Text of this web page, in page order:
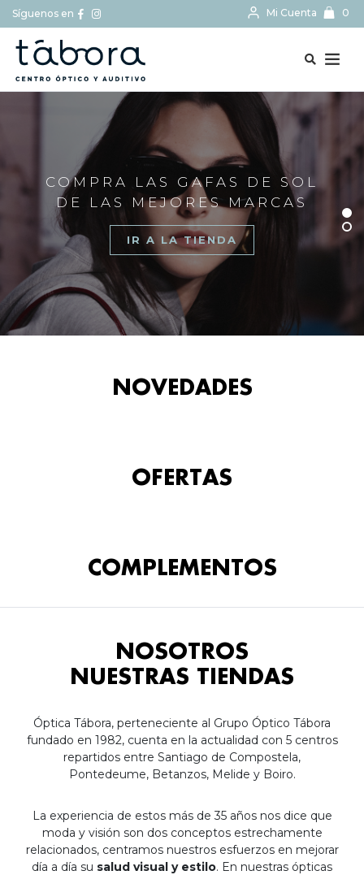
Síguenos en Mi Cuenta 0
COMPRA LAS GAFAS DE SOL
DE LAS MEJORES MARCAS
IR A LA TIENDA
NOVEDADES
OFERTAS
COMPLEMENTOS
NOSOTROS
NUESTRAS TIENDAS
Óptica Tábora, perteneciente al Grupo Óptico Tábora
fundado en 1982, cuenta en la actualidad con 5 centros
repartidos entre Santiago de Compostela,
Pontedeume, Betanzos, Melide y Boiro.
La experiencia de estos más de 35 años nos dice que
moda y visión son dos conceptos estrechamente
relacionados, centramos nuestros esfuerzos en mejorar
día a día su salud visual y estilo. En nuestras ópticas